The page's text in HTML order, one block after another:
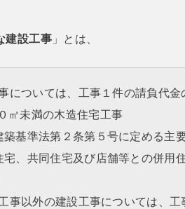
建設工事」とは、
については、工事１件の請負代
㎡未満の木造住宅工事
基準法第２条第５号に定める主
、共同住宅及び店舗等との併用
事以外の建設工事については、